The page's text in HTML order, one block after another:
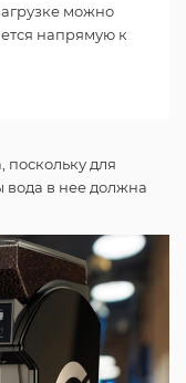
можно
напрямую к
поскольку для
в нее должна